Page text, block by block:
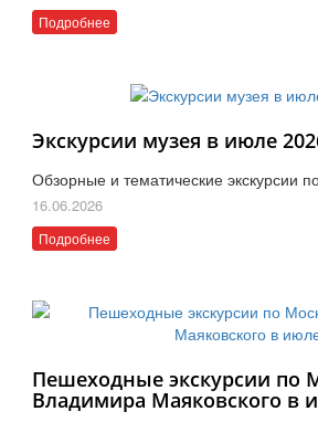
Подробнее
Экскурсии музея в июле
Обзорные и тематические экскурсии
16.06.2026
Подробнее
Пешеходные экскурсии по
Владимира Маяковского в